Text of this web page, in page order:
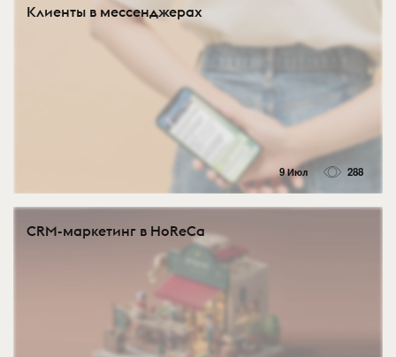
Клиенты в мессенджерах
9 Июл 288
CRM-маркетинг в HoReCa